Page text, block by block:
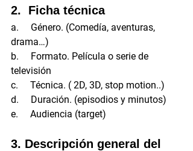
2.  Ficha técnica
a.     Género. (Comedía, aventuras,
drama…)
b.     Formato. Película o serie de
televisión
c.     Técnica. ( 2D, 3D, stop motion..)
d.     Duración. (episodios y minutos)
e.     Audiencia (target)
3. Descripción general del